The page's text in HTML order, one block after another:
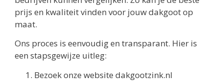
prijs en kwaliteit vinden voor jouw dakgoot op
maat.
Ons proces is eenvoudig en transparant. Hier is
een stapsgewijze uitleg:
Bezoek onze website dakgootzink.nl